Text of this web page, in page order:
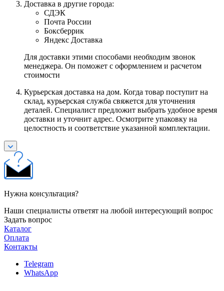
Доставка в другие города:
СДЭК
Почта России
Боксберрик
Яндекс Доставка
Для доставки этими способами необходим звонок
менеджера. Он поможет с оформлением и расчетом
стоимости
Курьерская доставка на дом. Когда товар поступит на
склад, курьерская служба свяжется для уточнения
деталей. Специалист предложит выбрать удобное время
доставки и уточнит адрес. Осмотрите упаковку на
целостность и соответствие указанной комплектации.
Нужна консультация?
Наши специалисты ответят на любой интересующий вопрос
Задать вопрос
Каталог
Оплата
Контакты
Telegram
WhatsApp